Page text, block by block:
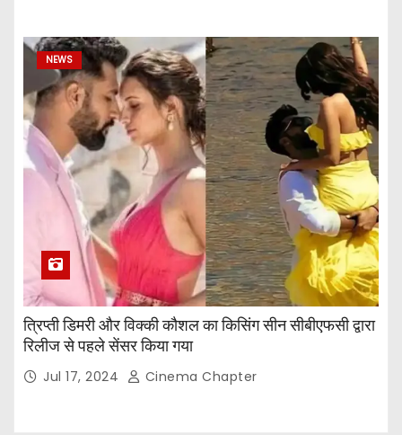
NEWS
त्रिप्ती डिमरी और विक्की कौशल का किसिंग सीन सीबीएफसी द्वारा
रिलीज से पहले सेंसर किया गया
Jul 17, 2024 Cinema Chapter